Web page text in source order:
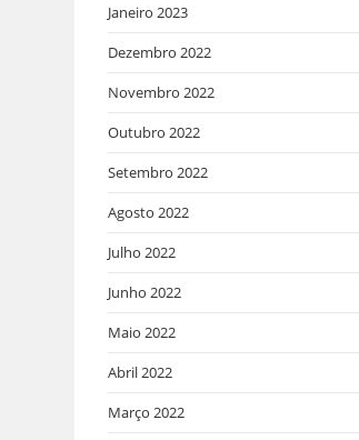
Janeiro 2023
Dezembro 2022
Novembro 2022
Outubro 2022
Setembro 2022
Agosto 2022
Julho 2022
Junho 2022
Maio 2022
Abril 2022
Março 2022